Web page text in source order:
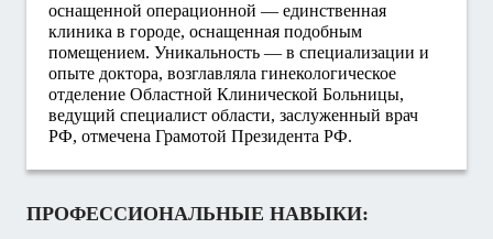
оснащенной операционной — единственная
клиника в городе, оснащенная подобным
помещением. Уникальность — в специализации и
опыте доктора, возглавляла гинекологическое
отделение Областной Клинической Больницы,
ведущий специалист области, заслуженный врач
РФ, отмечена Грамотой Президента РФ.
ПРОФЕССИОНАЛЬНЫЕ НАВЫКИ: